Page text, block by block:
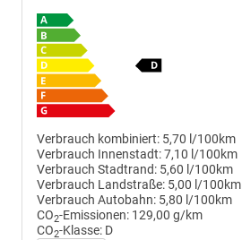
Verbrauch kombiniert: 5,70 l/100km
Verbrauch Innenstadt:7,10 l/100km
Verbrauch Stadtrand: 5,60 l/100km
Verbrauch Landstraße: 5,00 l/100km
Verbrauch Autobahn: 5,80 l/100km
CO2-Emissionen: 129,00 g/km
CO2-Klasse: D